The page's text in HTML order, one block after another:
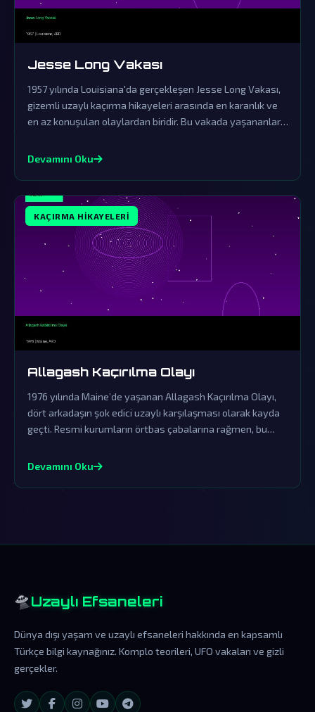
Jesse Long Vakası
1957 yılında Louisiana'da gerçekleşen Jesse Long Vakası,
gizemli uzaylı kaçırma hikayeleri arasında en karanlık ve
en az konuşulan olaylardan biridir. Bu vakada yaşananlar,
yaşamın varlığına dair güçlü işaretler sunmaktadır.
Devamını Oku
KAÇIRMA HIKAYELERI
Allagash Kaçırılma Olayı
1976 yılında Maine’de yaşanan Allagash Kaçırılma Olayı,
dört arkadaşın şok edici uzaylı karşılaşması olarak kayda
geçti. Resmi kurumların örtbas çabalarına rağmen, bu
biri olarak kabul edilmektedir.
Devamını Oku
🛸Uzaylı Efsaneleri
Dünya dışı yaşam ve uzaylı efsaneleri hakkında en kapsamlı
Türkçe bilgi kaynağınız. Komplo teorileri, UFO vakaları ve gizli
gerçekler.